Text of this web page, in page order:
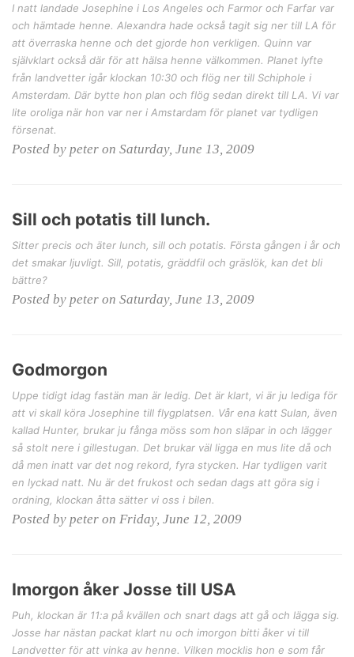
I natt landade Josephine i Los Angeles och Farmor och Farfar var
och hämtade henne. Alexandra hade också tagit sig ner till LA för
att överraska henne och det gjorde hon verkligen. Quinn var
självklart också där för att hälsa henne välkommen. Planet lyfte
från landvetter igår klockan 10:30 och flög ner till Schiphole i
Amsterdam. Där bytte hon plan och flög sedan direkt till LA. Vi var
lite oroliga när hon var ner i Amstardam för planet var tydligen
försenat.
Posted by peter on Saturday, June 13, 2009
Sill och potatis till lunch.
Sitter precis och äter lunch, sill och potatis. Första gången i år och
det smakar ljuvligt. Sill, potatis, gräddfil och gräslök, kan det bli
bättre?
Posted by peter on Saturday, June 13, 2009
Godmorgon
Uppe tidigt idag fastän man är ledig. Det är klart, vi är ju lediga för
att vi skall köra Josephine till flygplatsen. Vår ena katt Sulan, även
kallad Hunter, brukar ju fånga möss som hon släpar in och lägger
så stolt nere i gillestugan. Det brukar väl ligga en mus lite då och
då men inatt var det nog rekord, fyra stycken. Har tydligen varit
en lyckad natt. Nu är det frukost och sedan dags att göra sig i
ordning, klockan åtta sätter vi oss i bilen.
Posted by peter on Friday, June 12, 2009
Imorgon åker Josse till USA
Puh, klockan är 11:a på kvällen och snart dags att gå och lägga sig.
Josse har nästan packat klart nu och imorgon bitti åker vi till
Landvetter för att vinka av henne. Vilken mocklis hon e som får